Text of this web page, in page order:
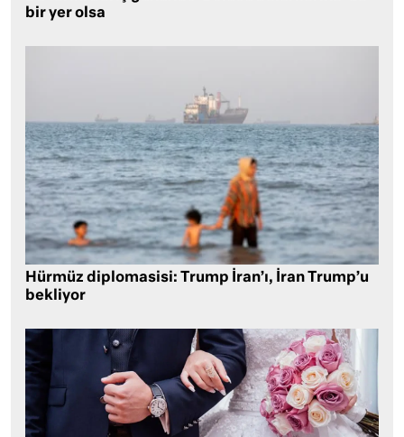
bir yer olsa
Hürmüz diplomasisi: Trump İran’ı, İran Trump’u
bekliyor